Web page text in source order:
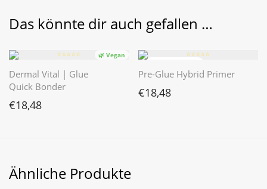
Das könnte dir auch gefallen …
⭐️⭐️⭐️⭐️⭐️ 🌿 Vegan
Dermal Vital | Glue
Quick Bonder
€18,48
⭐️⭐️⭐️⭐️⭐️
Pre-Glue Hybrid Primer
€18,48
Ähnliche Produkte